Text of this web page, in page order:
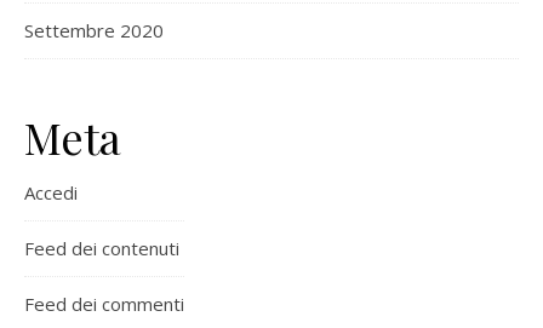
Settembre 2020
Meta
Accedi
Feed dei contenuti
Feed dei commenti